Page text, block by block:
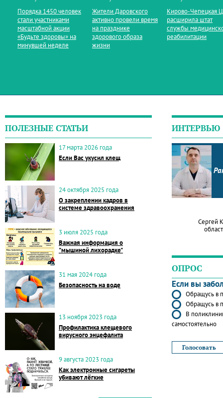
Порядка 1450 человек
стали участниками
масштабной акции
«Будьте здоровы» на
минувшей неделе
Жители Даровского
активно провели время
на празднике
здорового образа
жизни
Кирово‑Чепецкая
расширила штат
службы
реабилитации
ПОЛЕЗНЫЕ СТАТЬИ
17 марта 2026 года
Если Вас укусил клещ
24 октября 2025 года
О закреплении кадров в
системе здравоохранения
3 июля 2025 года
Важная информация о
"мышиной лихорадке"
31 мая 2024 года
Безопасность на воде
13 ноября 2023 года
Профилактика клещевого
вирусного энцефалита
9 августа 2023 года
Как электронные сигареты
убивают лёгкие
ИНТЕРВЬЮ
Сергей
ОПРОС
Если вы
Обращусь в
Обращусь в
В
самостоятельно